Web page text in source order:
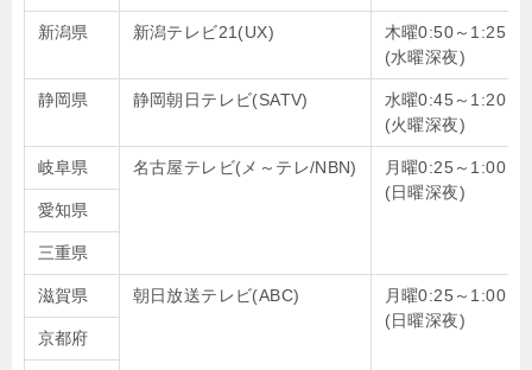
新潟県 新潟テレビ21(UX)
木曜0:50～1:25
(水曜深夜)
静岡県 静岡朝日テレビ(SATV)
水曜0:45～1:20
(火曜深夜)
岐阜県 名古屋テレビ(メ～テレ/NBN)
月曜0:25～1:00
(日曜深夜)
愛知県
三重県
滋賀県 朝日放送テレビ(ABC)
月曜0:25～1:00
(日曜深夜)
京都府